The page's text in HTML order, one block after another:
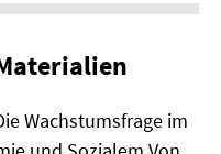
Wachstumsfrage im